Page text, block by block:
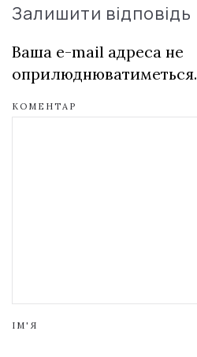
Залишити відповідь
Ваша e-mail адреса не
оприлюднюватиметься.
КОМЕНТАР
ІМ'Я